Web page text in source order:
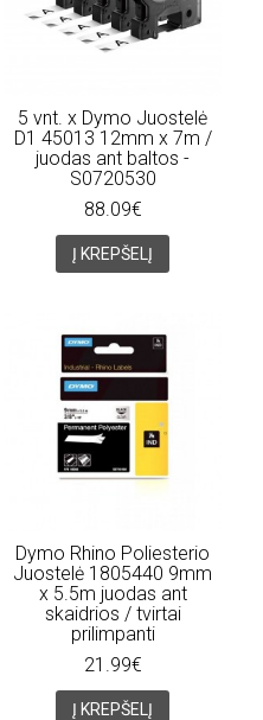
5 vnt. x Dymo Juostelė
D1 45013 12mm x 7m /
juodas ant baltos -
S0720530
88.09€
Į KREPŠELĮ
Dymo Rhino Poliesterio
Juostelė 1805440 9mm
x 5.5m juodas ant
skaidrios / tvirtai
prilimpanti
21.99€
Į KREPŠELĮ